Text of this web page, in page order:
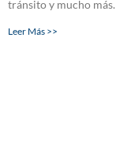
tránsito y mucho más.
Leer Más >>